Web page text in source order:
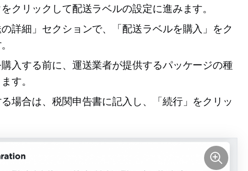
クリックして配送ラベルの設定に進みます。
詳細」セクションで、「配送ラベルを購入」をク
入する前に、運送業者が提供するパッケージの種
す。
場合は、税関申告書に記入し、「続行」をクリッ